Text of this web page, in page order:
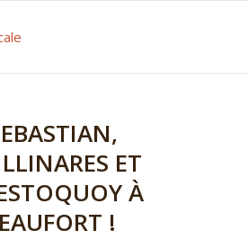
ET
À
!